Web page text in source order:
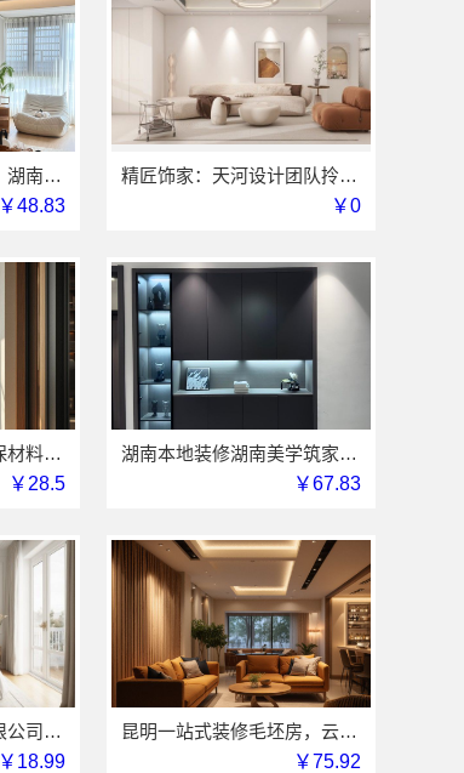
湖南装修公司哪家好？湖南美学筑家建材老房翻新闭口合同
￥48.83
精匠饰家：天河设计团队拎包入住，15天交付周期优势
￥0
江西尚宅尚品新型环保材料有限公司家装奶油风设计
￥28.5
湖南本地装修湖南美学筑家建材有限公司新房装修
￥67.83
浙江臻美新型建材有限公司老牌旧房改造工期保障小户型
￥18.99
昆明一站式装修毛坯房，云南至高新型建材有限公司省心到家
￥75.92